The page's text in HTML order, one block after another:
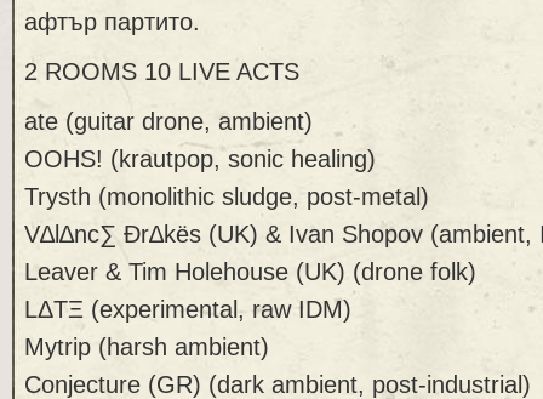
афтър партито.
2 ROOMS 10 LIVE ACTS
ate (guitar drone, ambient)
OOHS! (krautpop, sonic healing)
Trysth (monolithic sludge, post-metal)
V∆l∆nc∑ Ðr∆kës (UK) & Ivan Shopov (ambient,
Leaver & Tim Holehouse (UK) (drone folk)
LΔTΞ (experimental, raw IDM)
Mytrip (harsh ambient)
Conjecture (GR) (dark ambient, post-industrial)